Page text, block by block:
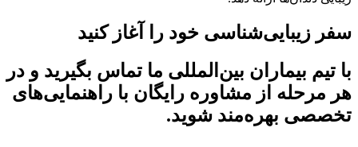
زیبایی‌شناسی خود را آغاز کنید
بیماران بین‌المللی ما تماس بگیرید و در
از مشاوره رایگان با راهنمایی‌های
بهره‌مند شوید.